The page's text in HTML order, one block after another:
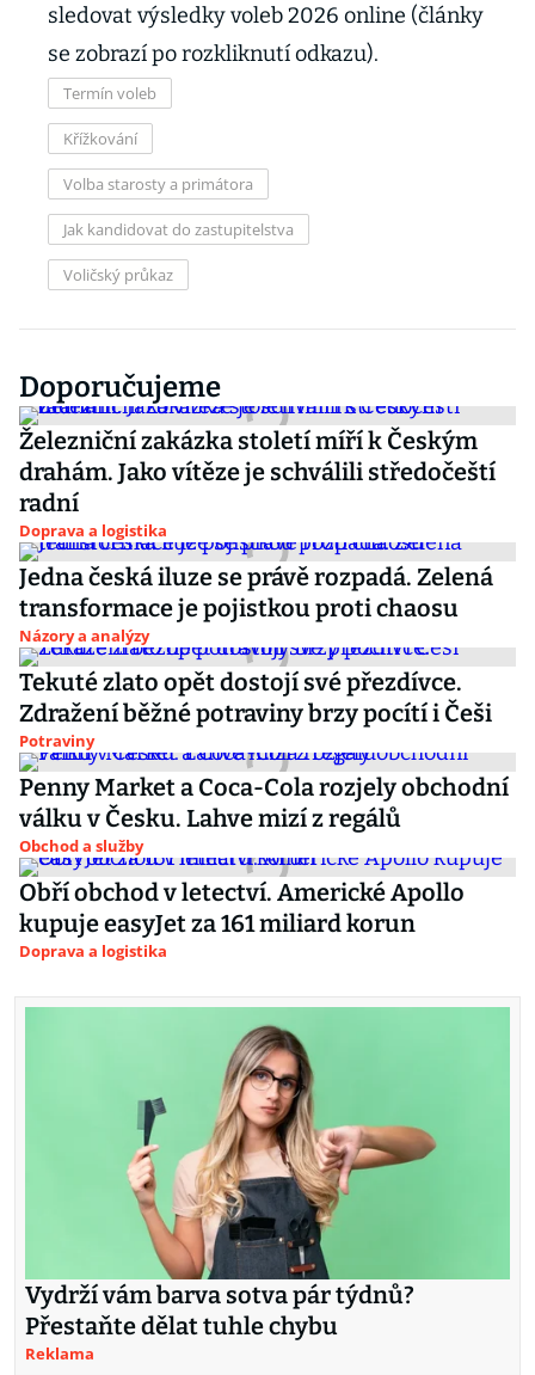
sledovat výsledky voleb 2026 online (články
se zobrazí po rozkliknutí odkazu).
Termín voleb
Křížkování
Volba starosty a primátora
Jak kandidovat do zastupitelstva
Voličský průkaz
Doporučujeme
Železniční zakázka století míří k Českým
drahám. Jako vítěze je schválili středočeští
radní
Doprava a logistika
Jedna česká iluze se právě rozpadá. Zelená
transformace je pojistkou proti chaosu
Názory a analýzy
Tekuté zlato opět dostojí své přezdívce.
Zdražení běžné potraviny brzy pocítí i Češi
Potraviny
Penny Market a Coca-Cola rozjely obchodní
válku v Česku. Lahve mizí z regálů
Obchod a služby
Obří obchod v letectví. Americké Apollo
kupuje easyJet za 161 miliard korun
Doprava a logistika
Vydrží vám barva sotva pár týdnů?
Přestaňte dělat tuhle chybu
Reklama